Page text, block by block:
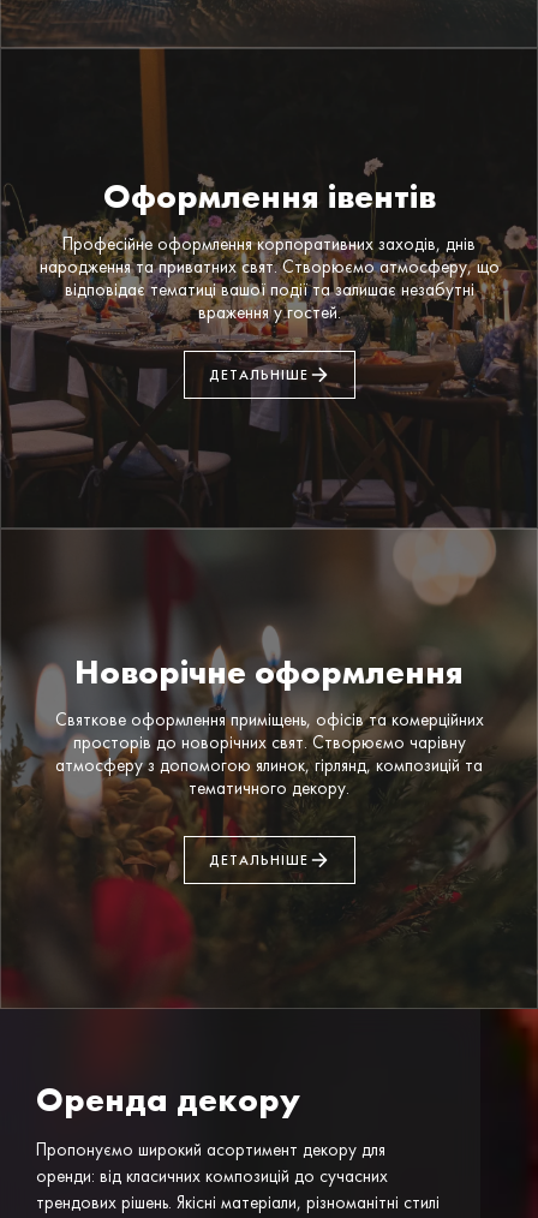
Оформлення івентів
Професійне оформлення корпоративних заходів, днів
народження та приватних свят. Створюємо атмосферу, що
відповідає тематиці вашої події та залишає незабутні
враження у гостей.
ДЕТАЛЬНІШЕ
Новорічне оформлення
Святкове оформлення приміщень, офісів та комерційних
просторів до новорічних свят. Створюємо чарівну
атмосферу з допомогою ялинок, гірлянд, композицій та
тематичного декору.
ДЕТАЛЬНІШЕ
Оренда декору
Пропонуємо широкий асортимент декору для
оренди: від класичних композицій до сучасних
трендових рішень. Якісні матеріали, різноманітні стилі